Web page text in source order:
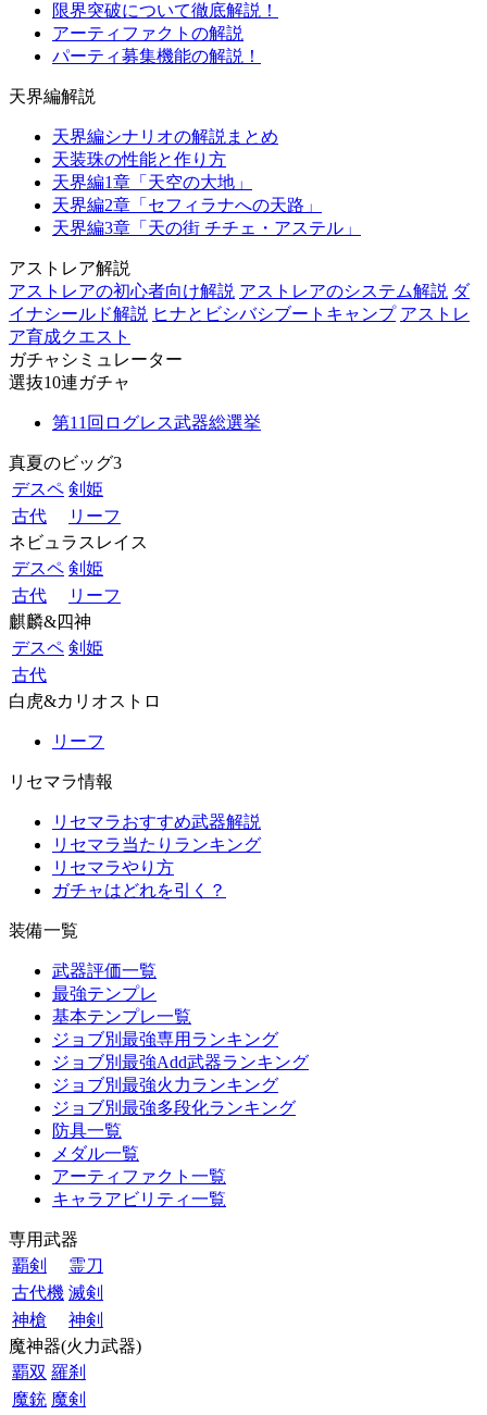
限界突破について徹底解説！
アーティファクトの解説
パーティ募集機能の解説！
天界編解説
天界編シナリオの解説まとめ
天装珠の性能と作り方
天界編1章「天空の大地」
天界編2章「セフィラナへの天路」
天界編3章「天の街 チチェ・アステル」
アストレア解説
アストレアの初心者向け解説 アストレアのシステム解説 ダ
イナシールド解説 ヒナとビシバシブートキャンプ アストレ
ア育成クエスト
ガチャシミュレーター
選抜10連ガチャ
第11回ログレス武器総選挙
真夏のビッグ3
デスペ 剣姫
古代
リーフ
ネビュラスレイス
デスペ 剣姫
古代
リーフ
麒麟&四神
デスペ 剣姫
古代
白虎&カリオストロ
リーフ
リセマラ情報
リセマラおすすめ武器解説
リセマラ当たりランキング
リセマラやり方
ガチャはどれを引く？
装備一覧
武器評価一覧
最強テンプレ
基本テンプレ一覧
ジョブ別最強専用ランキング
ジョブ別最強Add武器ランキング
ジョブ別最強火力ランキング
ジョブ別最強多段化ランキング
防具一覧
メダル一覧
アーティファクト一覧
キャラアビリティ一覧
専用武器
覇剣
霊刀
古代機 滅剣
神槍
神剣
魔神器(火力武器)
覇双 羅刹
魔銃 魔剣